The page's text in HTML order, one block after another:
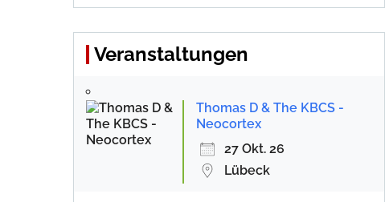
Veranstaltungen
Thomas D & The KBCS -
Neocortex
27 Okt. 26
Lübeck